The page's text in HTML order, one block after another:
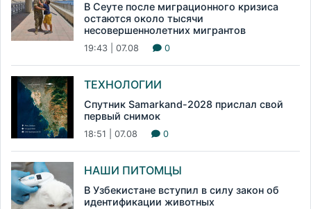
В Сеуте после миграционного кризиса
остаются около тысячи
несовершеннолетних мигрантов
19:43 | 07.08 0
ТЕХНОЛОГИИ
Спутник Samarkand-2028 прислал свой
первый снимок
18:51 | 07.08 0
НАШИ ПИТОМЦЫ
В Узбекистане вступил в силу закон об
идентификации животных